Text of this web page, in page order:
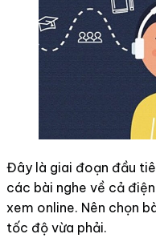
Đây là giai đoạn đầu
các bài nghe về cả
xem online. Nên chọn
tốc độ vừa phải.